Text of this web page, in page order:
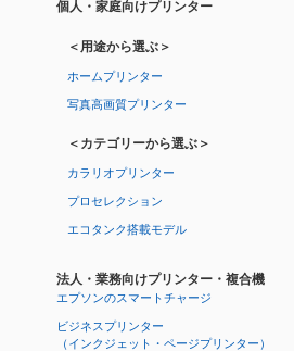
個人・家庭向けプリンター
＜用途から選ぶ＞
ホームプリンター
写真高画質プリンター
＜カテゴリーから選ぶ＞
カラリオプリンター
プロセレクション
エコタンク搭載モデル
法人・業務向けプリンター・複合機
エプソンのスマートチャージ
ビジネスプリンター
（インクジェット・ページプリンター）